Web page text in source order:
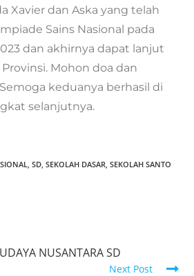
Xavier dan Aska yang telah
Sains Nasional pada
dan akhirnya dapat lanjut
Mohon doa dan
keduanya berhasil di
selanjutnya.
, SD, SEKOLAH DASAR, SEKOLAH SANTO
NUSANTARA SD
Next Post